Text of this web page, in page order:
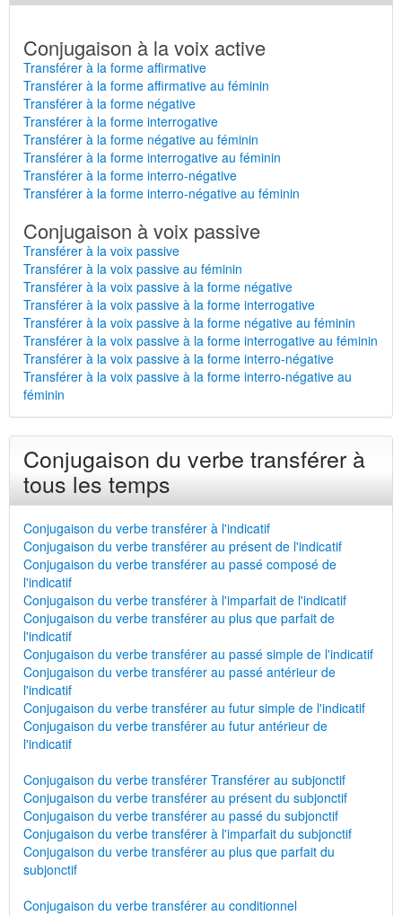
Conjugaison à la voix active
Transférer à la forme affirmative
Transférer à la forme affirmative au féminin
Transférer à la forme négative
Transférer à la forme interrogative
Transférer à la forme négative au féminin
Transférer à la forme interrogative au féminin
Transférer à la forme interro-négative
Transférer à la forme interro-négative au féminin
Conjugaison à voix passive
Transférer à la voix passive
Transférer à la voix passive au féminin
Transférer à la voix passive à la forme négative
Transférer à la voix passive à la forme interrogative
Transférer à la voix passive à la forme négative au féminin
Transférer à la voix passive à la forme interrogative au féminin
Transférer à la voix passive à la forme interro-négative
Transférer à la voix passive à la forme interro-négative au
féminin
Conjugaison du verbe transférer à
tous les temps
Conjugaison du verbe transférer à l'indicatif
Conjugaison du verbe transférer au présent de l'indicatif
Conjugaison du verbe transférer au passé composé de
l'indicatif
Conjugaison du verbe transférer à l'imparfait de l'indicatif
Conjugaison du verbe transférer au plus que parfait de
l'indicatif
Conjugaison du verbe transférer au passé simple de l'indicatif
Conjugaison du verbe transférer au passé antérieur de
l'indicatif
Conjugaison du verbe transférer au futur simple de l'indicatif
Conjugaison du verbe transférer au futur antérieur de
l'indicatif
Conjugaison du verbe transférer Transférer au subjonctif
Conjugaison du verbe transférer au présent du subjonctif
Conjugaison du verbe transférer au passé du subjonctif
Conjugaison du verbe transférer à l'imparfait du subjonctif
Conjugaison du verbe transférer au plus que parfait du
subjonctif
Conjugaison du verbe transférer au conditionnel